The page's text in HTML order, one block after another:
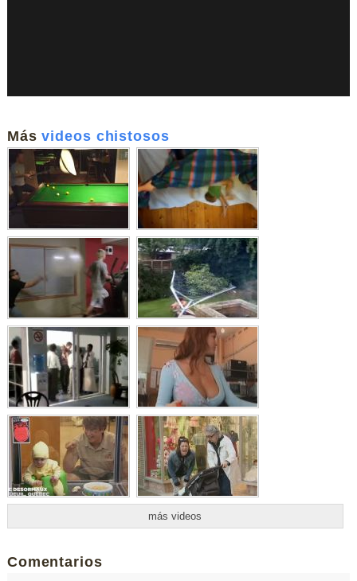
Másvideos chistosos
más videos
Comentarios